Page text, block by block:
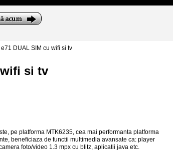
DUAL SIM cu wifi si tv
wifi si tv
pe platforma MTK6235, cea mai performanta platforma
beneficiaza de functii multimedia avansate ca: player
foto/video 1.3 mpx cu blitz, aplicatii java etc.